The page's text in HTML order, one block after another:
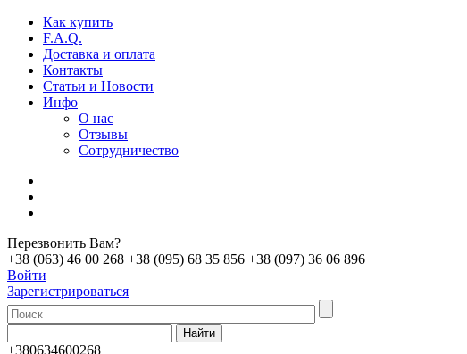
Как купить
F.A.Q.
Доставка и оплата
Контакты
Статьи и Новости
Инфо
О нас
Отзывы
Сотрудничество
Перезвонить Вам?
+38 (063) 46 00 268 +38 (095) 68 35 856 +38 (097) 36 06 896
Войти
Зарегистрироваться
+380634600268